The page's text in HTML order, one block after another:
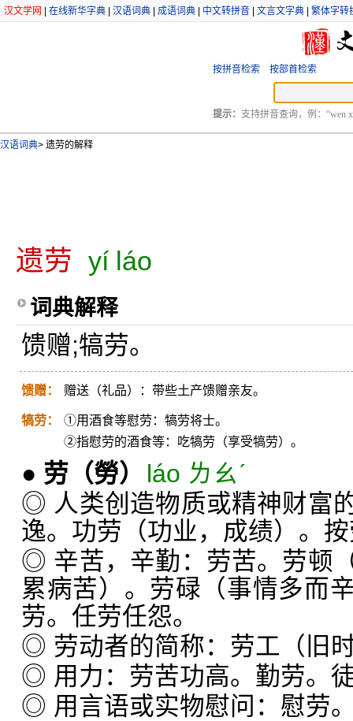
汉文学网 在线新华字典 汉语词典 成语词典 中文转拼音 文言文字典 繁体字转
按拼音检索 按部首检索
提示： 支持拼音查询，例：“wen
汉语词典> 遗劳的解释
遗劳 yí láo
词典解释
馈赠;犒劳。
馈赠： 赠送（礼品）：带些土产馈赠亲友。
犒劳：
①用酒食等慰劳：犒劳将士。
②指慰劳的酒食等：吃犒劳（享受犒劳）。
● 劳 （勞）
láo ㄌㄠˊ
◎ 人类创造物质或精神财富
逸。功劳（功业，成绩）。
◎ 辛苦，辛勤：劳苦。劳顿
累病苦）。劳碌（事情多而
劳。任劳任怨。
◎ 劳动者的简称：劳工（旧
◎ 用力：劳苦功高。勤劳。
◎ 用言语或实物慰问：慰劳